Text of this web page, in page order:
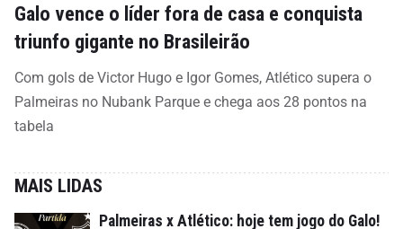
Galo vence o líder fora de casa e conquista
triunfo gigante no Brasileirão
Com gols de Victor Hugo e Igor Gomes, Atlético supera o
Palmeiras no Nubank Parque e chega aos 28 pontos na
tabela
MAIS LIDAS
Palmeiras x Atlético: hoje tem jogo do Galo!